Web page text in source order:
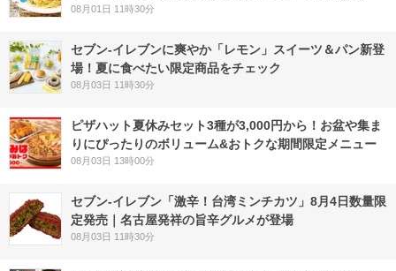
08月01日 11時30分
セブン‐イレブンに爽やか「レモン」スイーツ＆パン新登
場！夏に食べたい限定商品をチェック
08月03日 11時30分
ピザハット夏休みセット3種が3,000円から！お盆や集ま
りにぴったりのボリューム&おトクな期間限定メニュー
08月03日 13時00分
セブン-イレブン「激辛！台湾ミンチカツ」8月4日数量限
定発売｜名古屋発祥の旨辛グルメが登場
08月03日 11時30分